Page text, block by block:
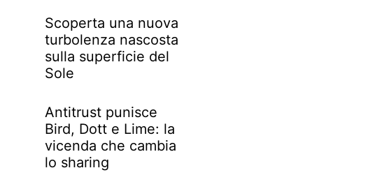
Scoperta una nuova
turbolenza nascosta
sulla superficie del
Sole
Antitrust punisce
Bird, Dott e Lime: la
vicenda che cambia
lo sharing